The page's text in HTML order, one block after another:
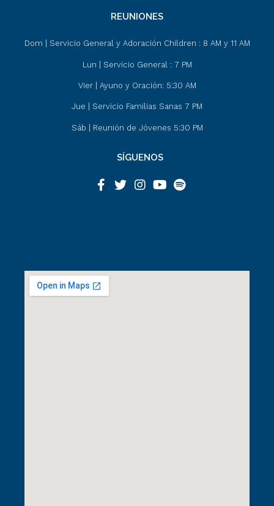
REUNIONES
Dom | Servicio General y Adoración Children : 8 AM y 11 AM
Lun | Servicio General : 7 PM
Vier | Ayuno y Oración: 5:30 AM
Jue | Servicio Familias Sanas 7 PM
Sáb | Reunión de Jóvenes 5:30 PM
SÍGUENOS